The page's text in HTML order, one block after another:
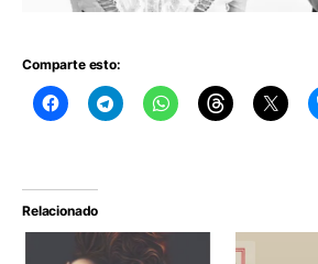
Comparte esto:
Relacionado